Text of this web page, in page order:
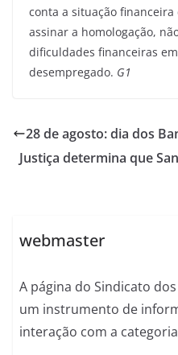
conta a situação
assinar a homologação,
dificuldades financeiras
desempregado. G1
28 de agosto: dia dos
Justiça determina que
webmaster
A página do Sindicato
um instrumento de
interação com a